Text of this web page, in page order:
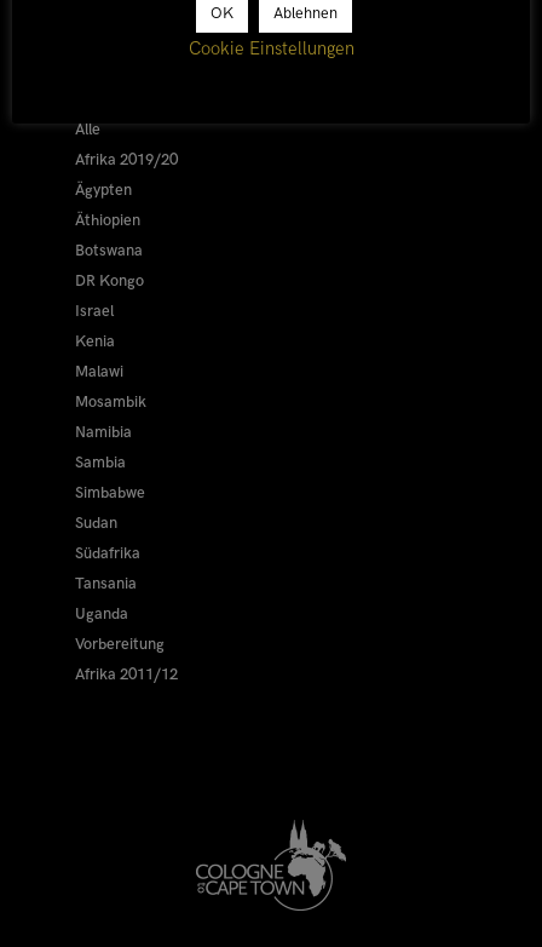
LÄNDER
Alle
Afrika 2019/20
Ägypten
Äthiopien
Botswana
DR Kongo
Israel
Kenia
Malawi
Mosambik
Namibia
Sambia
Simbabwe
Sudan
Südafrika
Tansania
Uganda
Vorbereitung
Afrika 2011/12
OK Ablehnen
Cookie Einstellungen